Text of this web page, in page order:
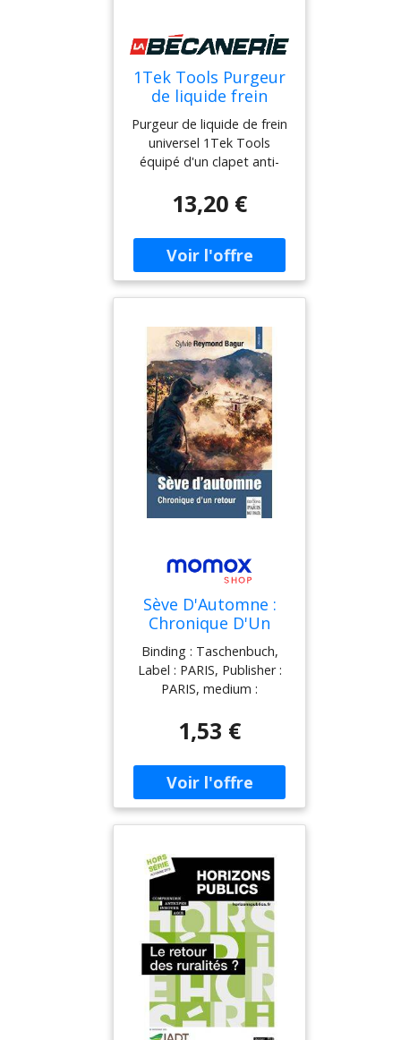
1Tek Tools Purgeur
de liquide frein
universel avec
clapet anti-retour
Purgeur de liquide de frein
universel 1Tek Tools
équipé d'un clapet anti-
circuits hydrauliques. Cet
outil facilite la purge
autonome des systèmes
de freinage et
d'embrayage.
13,20 €
Sève D'Automne :
Chronique D'Un
Retour
Binding : Taschenbuch,
Label : PARIS, Publisher :
PARIS, medium :
numberOfPages : 176,
publicationDate : 2021-04-
01, ISBN : 2846213089
1,53 €